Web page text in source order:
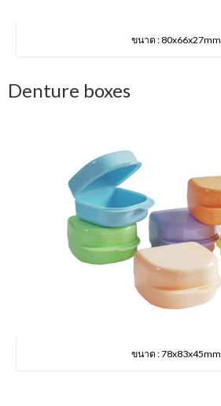
ขนาด : 80x66x27mm
Denture boxes
ขนาด : 78x83x45mm